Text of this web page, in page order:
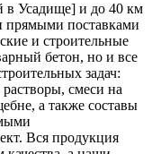
в Усадище] и до 40 км
прямыми поставками
и строительные
бетон, но и все
задач:
смеси на
а также составы
Вся продукция